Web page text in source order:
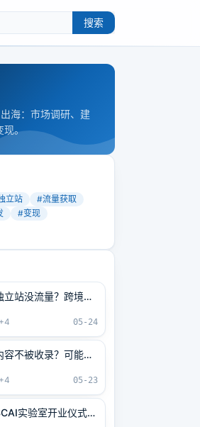
搜索
海：市场调研、建
现。
立站 #流量获取
#变现
立站没流量？跨境卖
+4 05-24
容不被收录？可能是
+4 05-23
实验室开业仪式上